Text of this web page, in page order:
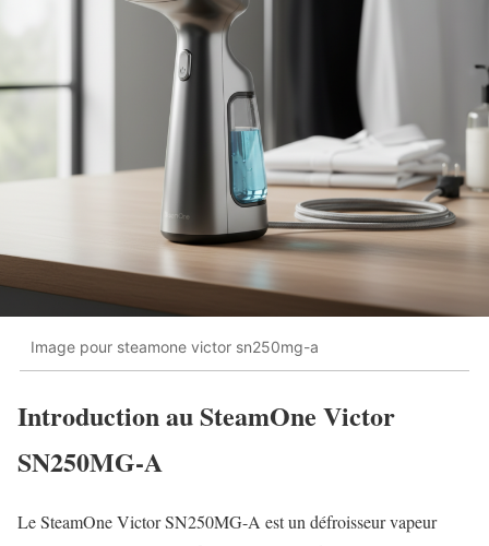
Image pour steamone victor sn250mg-a
Introduction au SteamOne Victor
SN250MG-A
Le SteamOne Victor SN250MG-A est un défroisseur vapeur